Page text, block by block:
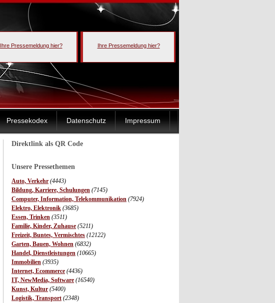
Ihre Pressemeldung hier? Ihre Pressemeldung hier?
Pressekodex Datenschutz Impressum
Direktlink als QR Code
Unsere Pressethemen
Auto, Verkehr (4443)
Bildung, Karriere, Schulungen (7145)
Computer, Information, Telekommunikation (7924)
Elektro, Elektronik (3685)
Essen, Trinken (3511)
Familie, Kinder, Zuhause (5211)
Freizeit, Buntes, Vermischtes (12122)
Garten, Bauen, Wohnen (6832)
Handel, Dienstleistungen (10665)
Immobilien (3935)
Internet, Ecommerce (4436)
IT, NewMedia, Software (16540)
Kunst, Kultur (5400)
Logistik, Transport (2348)